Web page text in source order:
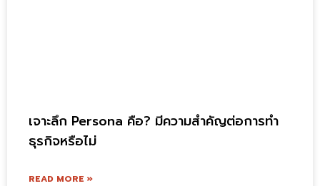
เจาะลึก Persona คือ? มีความสำคัญต่อการทำ
ธุรกิจหรือไม่
READ MORE »